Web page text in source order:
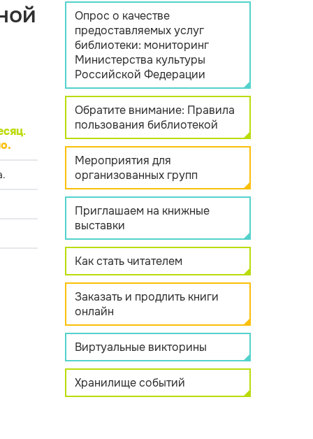
.
Опрос о качестве
предоставляемых услуг
библиотеки: мониторинг
Министерства культуры
Российской Федерации
Обратите внимание: Правила
пользования библиотекой
Мероприятия для
организованных групп
Приглашаем на книжные
выставки
Как стать читателем
Заказать и продлить книги
онлайн
Виртуальные викторины
Хранилище событий